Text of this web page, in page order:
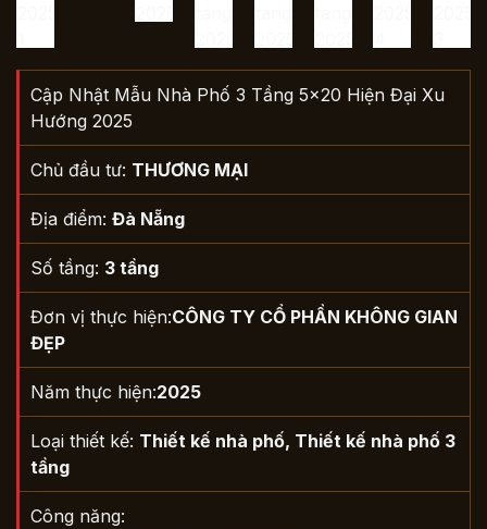
Cập Nhật Mẫu Nhà Phố 3 Tầng 5×20 Hiện Đại Xu
Hướng 2025
Chủ đầu tư: THƯƠNG MẠI
Địa điểm: Đà Nẵng
Số tầng: 3 tầng
Đơn vị thực hiện:CÔNG TY CỔ PHẦN KHÔNG GIAN
ĐẸP
Năm thực hiện:2025
Loại thiết kế: Thiết kế nhà phố, Thiết kế nhà phố 3
tầng
Công năng: